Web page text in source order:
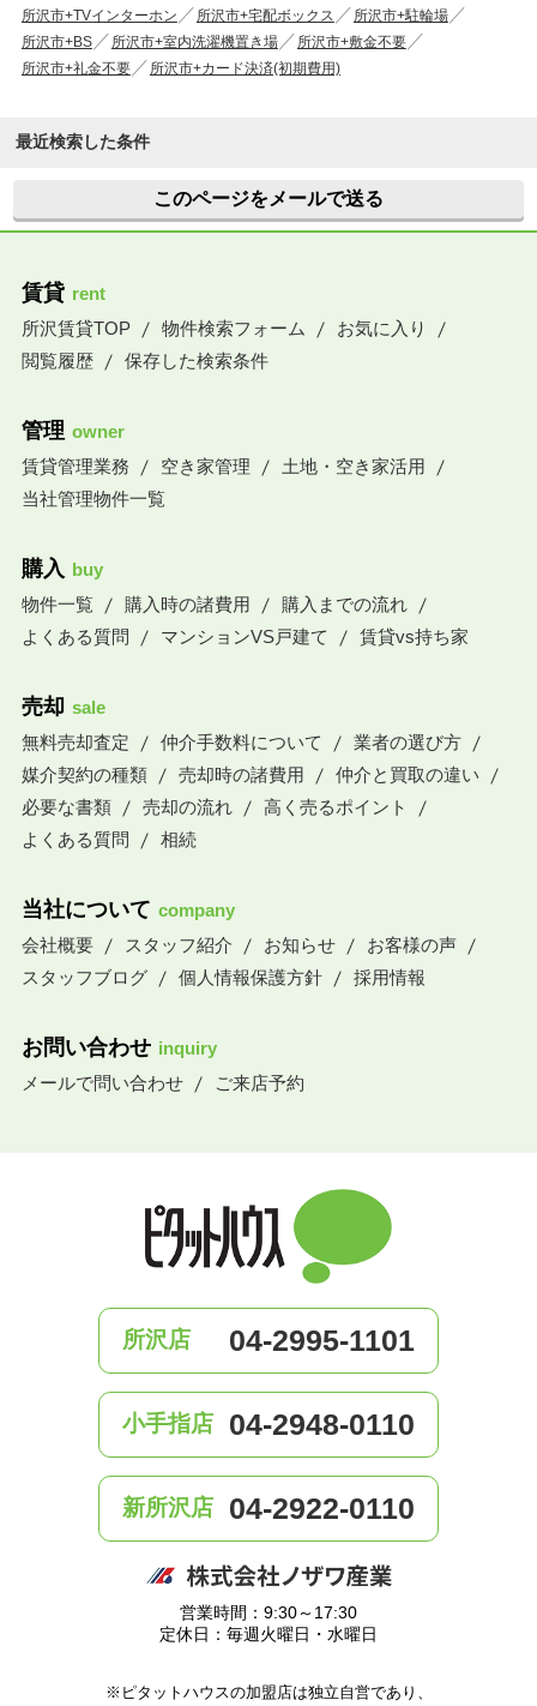
所沢市+TVインターホン
所沢市+宅配ボックス
所沢市+駐輪場
所沢市+BS
所沢市+室内洗濯機置き場
所沢市+敷金不要
所沢市+礼金不要
所沢市+カード決済(初期費用)
最近検索した条件
このページをメールで送る
賃貸 rent
所沢賃貸TOP
物件検索フォーム
お気に入り
閲覧履歴
保存した検索条件
管理 owner
賃貸管理業務
空き家管理
土地・空き家活用
当社管理物件一覧
購入 buy
物件一覧
購入時の諸費用
購入までの流れ
よくある質問
マンションVS戸建て 賃貸vs持ち家
売却 sale
無料売却査定
仲介手数料について
業者の選び方
媒介契約の種類
売却時の諸費用
仲介と買取の違い
必要な書類
売却の流れ
高く売るポイント
よくある質問
相続
当社について company
会社概要
スタッフ紹介 お知らせ
お客様の声
スタッフブログ
個人情報保護方針 採用情報
お問い合わせ inquiry
メールで問い合わせ
ご来店予約
所沢店 04-2995-1101
小手指店 04-2948-0110
新所沢店 04-2922-0110
営業時間：9:30～17:30
定休日：毎週火曜日・水曜日
※ピタットハウスの加盟店は独立自営であり、